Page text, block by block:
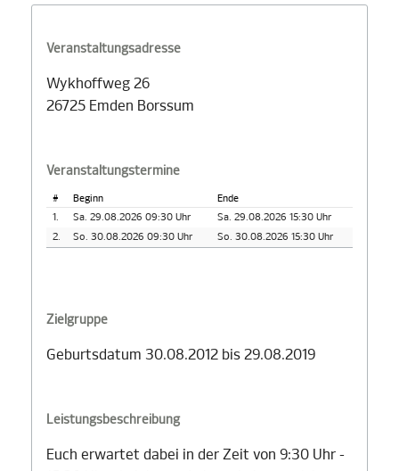
Veranstaltungsadresse
Wykhoffweg 26
26725 Emden Borssum
Veranstaltungstermine
# Beginn
Ende
1.
Sa. 29.08.2026 09:30 Uhr
Sa. 29.08.2026 15:30 Uhr
2.
So. 30.08.2026 09:30 Uhr So. 30.08.2026 15:30 Uhr
Zielgruppe
Geburtsdatum 30.08.2012 bis 29.08.2019
Leistungsbeschreibung
Euch erwartet dabei in der Zeit von 9:30 Uhr -